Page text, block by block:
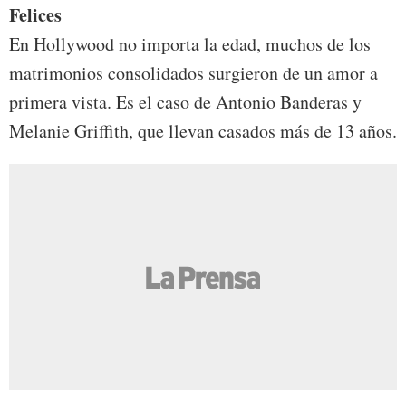
Felices
En Hollywood no importa la edad, muchos de los
matrimonios consolidados surgieron de un amor a
primera vista. Es el caso de Antonio Banderas y
Melanie Griffith, que llevan casados más de 13 años.